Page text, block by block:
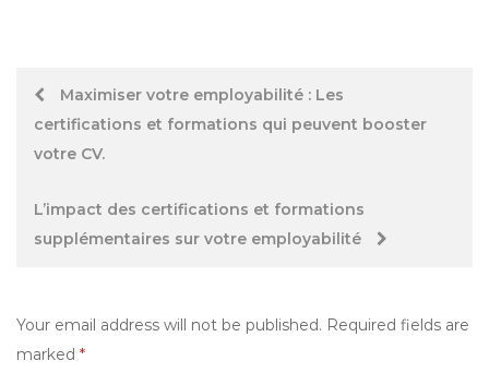
Post
navigation
Maximiser votre employabilité : Les
certifications et formations qui peuvent booster
votre CV.
L’impact des certifications et formations
supplémentaires sur votre employabilité
Your email address will not be published. Required fields are
marked *